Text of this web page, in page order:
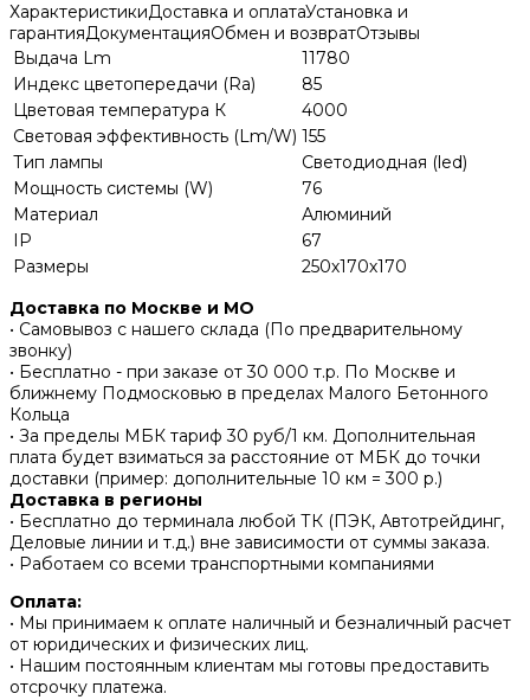
ХарактеристикиДоставка и оплатаУстановка и
гарантияДокументацияОбмен и возвратОтзывы
Выдача Lm
11780
Индекс цветопередачи (Ra)
85
Цветовая температура К
4000
Световая эффективность (Lm/W) 155
Тип лампы
Светодиодная (led)
Мощность системы (W)
76
Материал
Алюминий
IP
67
Размеры
250х170х170
Доставка по Москве и МО
• Самовывоз с нашего склада (По предварительному
звонку)
• Бесплатно - при заказе от 30 000 т.р. По Москве и
ближнему Подмосковью в пределах Малого Бетонного
Кольца
• За пределы МБК тариф 30 руб/1 км. Дополнительная
плата будет взиматься за расстояние от МБК до точки
доставки (пример: дополнительные 10 км = 300 р.)
Доставка в регионы
• Бесплатно до терминала любой ТК (ПЭК, Автотрейдинг,
Деловые линии и т.д.) вне зависимости от суммы заказа.
• Работаем со всеми транспортными компаниями
Оплата:
• Мы принимаем к оплате наличный и безналичный расчет
от юридических и физических лиц.
• Нашим постоянным клиентам мы готовы предоставить
отсрочку платежа.